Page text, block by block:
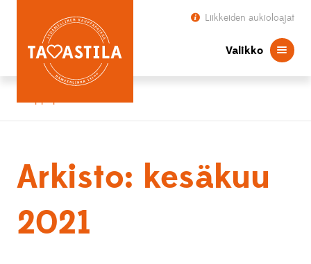
Liikkeiden aukioloajat
Valikko
Arkisto: kesäkuu
2021